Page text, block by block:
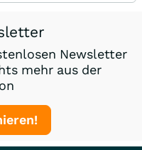
Newsletter
mehr aus der